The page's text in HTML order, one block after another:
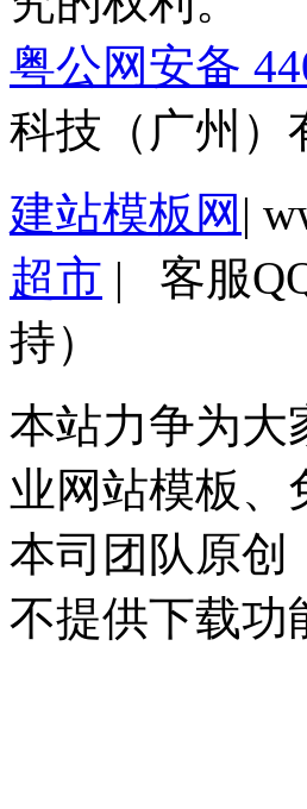
粤公网安备
科技（广州）
建站模板网 |
超市 | 客服
持）
本站力争为大
业网站模板、
本司团队原创
不提供下载功